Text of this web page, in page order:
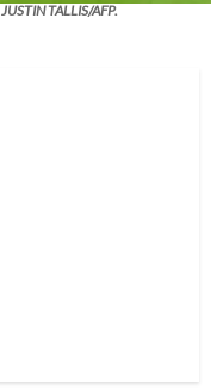
JUSTIN TALLIS/AFP.